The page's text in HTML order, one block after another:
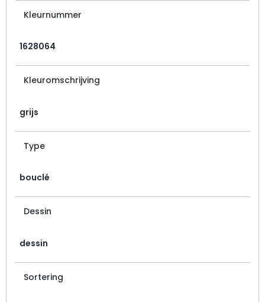
Kleurnummer
1628064
Kleuromschrijving
grijs
Type
bouclé
Dessin
dessin
Sortering